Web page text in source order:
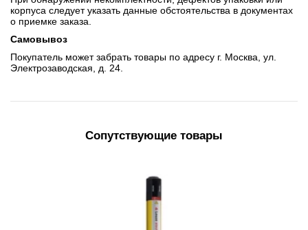
корпуса следует указать данные обстоятельства в документах
о приемке заказа.
Самовывоз
Покупатель может забрать товары по адресу г. Москва, ул.
Электрозаводская, д. 24.
Сопутствующие товары